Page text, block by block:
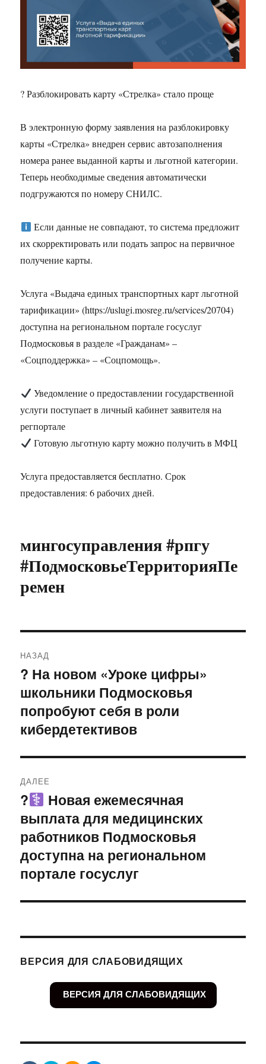
? Разблокировать карту «Стрелка» стало проще
В электронную форму заявления на разблокировку
карты «Стрелка» внедрен сервис автозаполнения
номера ранее выданной карты и льготной категории.
Теперь необходимые сведения автоматически
подгружаются по номеру СНИЛС.
Если данные не совпадают, то система предложит
их скорректировать или подать запрос на первичное
получение карты.
Услуга «Выдача единых транспортных карт льготной
тарификации» (https://uslugi.mosreg.ru/services/20704)
доступна на региональном портале госуслуг
Подмосковья в разделе «Гражданам» –
«Соцподдержка» – «Соцпомощь».
Уведомление о предоставлении государственной
услуги поступает в личный кабинет заявителя на
регпортале
Готовую льготную карту можно получить в МФЦ
Услуга предоставляется бесплатно. Срок
предоставления: 6 рабочих дней.
мингосуправления #рпгу
#ПодмосковьеТерриторияПе
ремен
по
записям
НАЗАД
Предыдущая
запись:
? На новом «Уроке цифры»
школьники Подмосковья
попробуют себя в роли
кибердетективов
ДАЛЕЕ
Следующая
запись:
?‍
Новая ежемесячная
выплата для медицинских
работников Подмосковья
доступна на региональном
портале госуслуг
ВЕРСИЯ ДЛЯ СЛАБОВИДЯЩИХ
ВЕРСИЯ ДЛЯ СЛАБОВИДЯЩИХ